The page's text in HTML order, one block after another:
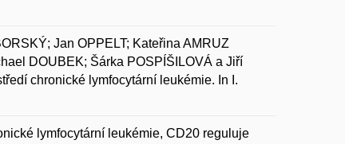
Jan OPPELT; Kateřina AMRUZ
DOUBEK; Šárka POSPÍŠILOVÁ a Jiří
chronické lymfocytární leukémie. In I.
lymfocytární leukémie, CD20 reguluje